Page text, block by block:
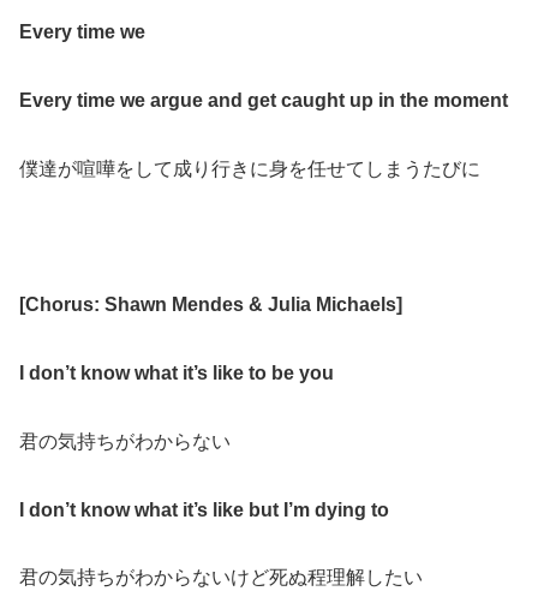
Every time we
Every time we argue and get caught up in the moment
僕達が喧嘩をして成り行きに身を任せてしまうたびに
[Chorus: Shawn Mendes & Julia Michaels]
I don’t know what it’s like to be you
君の気持ちがわからない
I don’t know what it’s like but I’m dying to
君の気持ちがわからないけど死ぬ程理解したい